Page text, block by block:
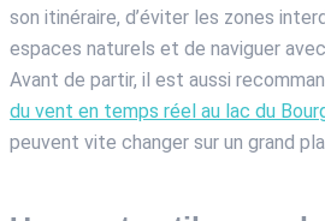
son itinéraire, d’éviter les zones
espaces naturels et de naviguer
Avant de partir, il est aussi
du vent en temps réel au lac du
peuvent vite changer sur un grand